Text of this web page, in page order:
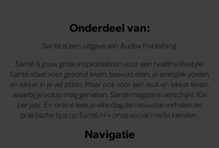
Onderdeel van:
Santé is een uitgave van Audax Publishing.
Santé is jouw grote inspiratiebron voor een healthy lifestyle.
Santé staat voor gezond leven, bewust eten, je energiek voelen
en lekker in je vel zitten. Maar ook voor een leuk en lekker leven,
waarbij je volop mag genieten. Santé magazine verschijnt 10x
per jaar. En online lees je elke dag de nieuwste verhalen en
praktische tips op Santé.nl + onze social media kanalen.
Navigatie